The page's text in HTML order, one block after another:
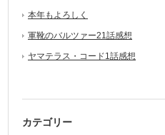
本年もよろしく
軍靴のバルツァー21話感想
ヤマテラス・コード1話感想
カテゴリー